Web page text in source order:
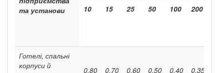
та установи
10 15 25 50 100 200
Готелі, спальні
корпуси й
0,80 0,70 0,60 0,50 0,40 0,35